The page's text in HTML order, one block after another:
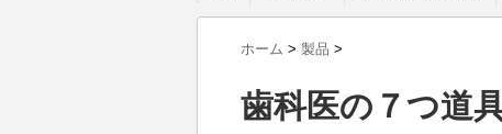
ホーム > 製品 >
歯科医の７つ道